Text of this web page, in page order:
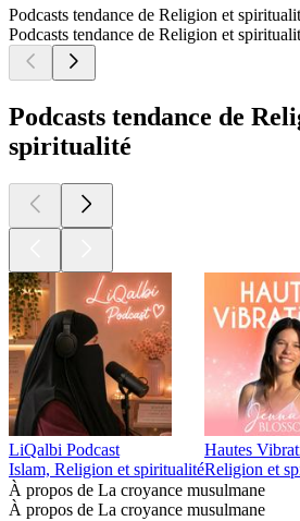
Podcasts tendance de Religion et
Podcasts tendance de Religion et
Podcasts tendance de
spiritualité
LiQalbi Podcast
Islam, Religion et spiritualité
Hautes
Religion et
À propos de La croyance musulmane
À propos de La croyance musulmane